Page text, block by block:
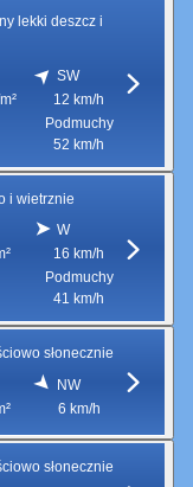
lekki deszcz i
SW
12 km/h
Podmuchy
52 km/h
i wietrznie
W
16 km/h
Podmuchy
41 km/h
słonecznie
NW
6 km/h
słonecznie